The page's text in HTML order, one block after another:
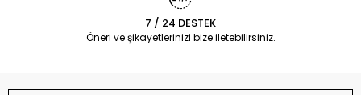
7 / 24 DESTEK
Öneri ve şikayetlerinizi bize iletebilirsiniz.